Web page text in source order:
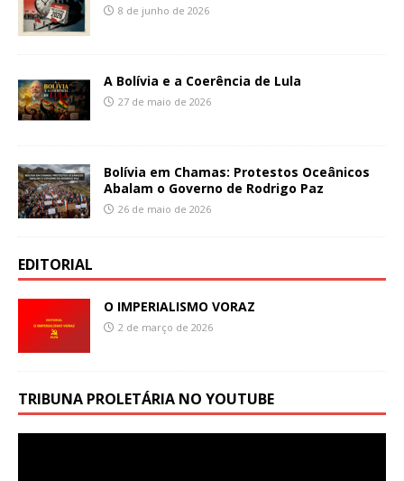
8 de junho de 2026
A Bolívia e a Coerência de Lula
27 de maio de 2026
Bolívia em Chamas: Protestos Oceânicos
Abalam o Governo de Rodrigo Paz
26 de maio de 2026
EDITORIAL
O IMPERIALISMO VORAZ
2 de março de 2026
TRIBUNA PROLETÁRIA NO YOUTUBE